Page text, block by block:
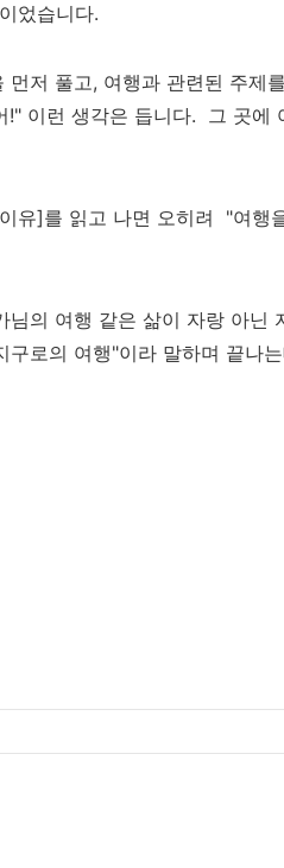
었습니다.
먼저 풀고, 여행과 관련된 주제
!" 이런 생각은 듭니다. 그 곳에
유]를 읽고 나면 오히려 "여행
님의 여행 같은 삶이 자랑 아닌
구로의 여행"이라 말하며 끝나